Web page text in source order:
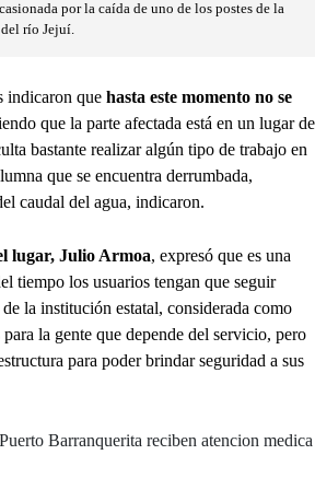
por la caída de uno de los postes de la
río Jejuí.
indicaron que hasta este momento no se
que la parte afectada está en un lugar de
bastante realizar algún tipo de trabajo en
que se encuentra derrumbada,
caudal del agua, indicaron.
lugar, Julio Armoa, expresó que es una
tiempo los usuarios tengan que seguir
de la institución estatal, considerada como
para la gente que depende del servicio, pero
para poder brindar seguridad a sus
Barranquerita reciben atencion medica